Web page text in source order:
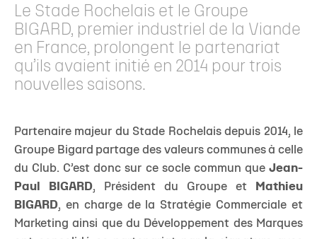
Le Stade Rochelais et le Groupe
BIGARD, premier industriel de la Viande
en France, prolongent le partenariat
qu’ils avaient initié en 2014 pour trois
nouvelles saisons.
Partenaire majeur du Stade Rochelais depuis 2014, le
Groupe Bigard partage des valeurs communes à celle
du Club. C’est donc sur ce socle commun que Jean-
Paul BIGARD, Président du Groupe et
Mathieu
BIGARD, en charge de la Stratégie Commerciale et
Marketing ainsi que du Développement des Marques